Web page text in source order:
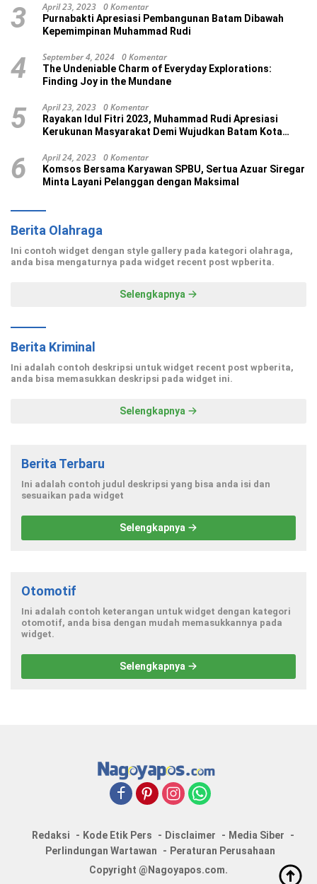
3 April 23, 2023 0 Komentar
Purnabakti Apresiasi Pembangunan Batam Dibawah
Kepemimpinan Muhammad Rudi
4 September 4, 2024 0 Komentar
The Undeniable Charm of Everyday Explorations:
Finding Joy in the Mundane
5 April 23, 2023 0 Komentar
Rayakan Idul Fitri 2023, Muhammad Rudi Apresiasi
Kerukunan Masyarakat Demi Wujudkan Batam Kota
6 April 24, 2023 0 Komentar
Komsos Bersama Karyawan SPBU, Sertua Azuar Siregar
Minta Layani Pelanggan dengan Maksimal
Berita Olahraga
Ini contoh widget dengan style gallery pada kategori olahraga,
anda bisa mengaturnya pada widget recent post wpberita.
Selengkapnya
Berita Kriminal
Ini adalah contoh deskripsi untuk widget recent post wpberita,
anda bisa memasukkan deskripsi pada widget ini.
Selengkapnya
Berita Terbaru
Ini adalah contoh judul deskripsi yang bisa anda isi dan
sesuaikan pada widget
Selengkapnya
Otomotif
Ini adalah contoh keterangan untuk widget dengan kategori
otomotif, anda bisa dengan mudah memasukkannya pada
widget.
Selengkapnya
Redaksi Kode Etik Pers Disclaimer
Media Siber
Perlindungan Wartawan
Peraturan Perusahaan
Copyright @Nagoyapos.com.